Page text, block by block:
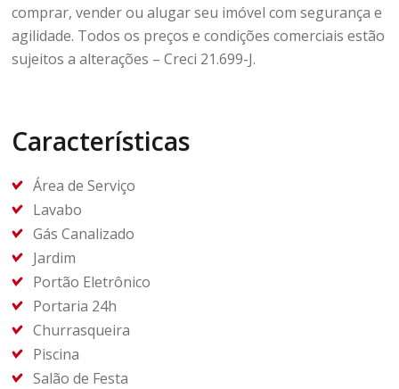
comprar, vender ou alugar seu imóvel com segurança e
agilidade. Todos os preços e condições comerciais estão
sujeitos a alterações – Creci 21.699-J.
Características
Área de Serviço
Lavabo
Gás Canalizado
Jardim
Portão Eletrônico
Portaria 24h
Churrasqueira
Piscina
Salão de Festa